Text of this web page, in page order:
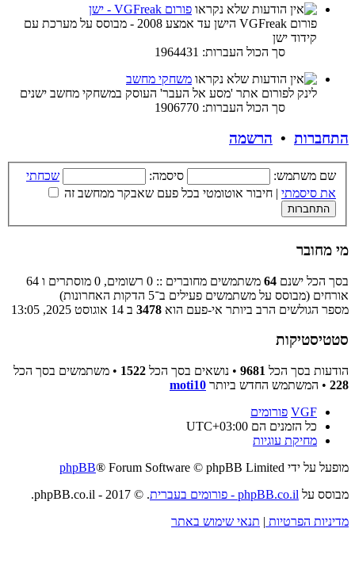
פורום VGFreak - ישן
פורום VGFreak הישן עד אמצע 2008 - מבוסס על מערכת עם
קידוד ישן
סך הכול העברות: 1964431
משחקי מחשב
לינק לפורום אתר 'מסע אל העבר' העוסק במשחקי מחשב ישנים
סך הכול העברות: 1906770
התחברות • הרשמה
שם משתמש: סיסמה:
שכחתי
את סיסמתי | חיבור אוטומטי בכל פעם שאבקר ממחשב זה
מי מחובר
בסך הכל ישנם 64
משתמשים מחוברים :: 0 רשומים, 0 מוסתרים ו 64
אורחים (מבוסס על משתמשים פעילים ב־5 הדקות האחרונות)
מספר הגולשים הרב ביותר אי-פעם הוא 3478 ב 14 אוגוסט 2025, 13:05
סטטיסטיקות
הודעות בסך הכל 9681 • נושאים בסך הכל 1522 • משתמשים בסך הכל
228 • המשתמש החדש ביותר moti10
VGF פורומים
כל הזמנים הם UTC+03:00
מחיקת עוגיות
מופעל על ידי
phpBB® Forum Software © phpBB Limited
מבוסס על phpBB.co.il - פורומים בעברית
. © 2017 - phpBB.co.il.
מדיניות הפרטיות | תנאי שימוש באתר